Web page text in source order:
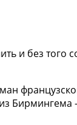
и без того
Бирмингема